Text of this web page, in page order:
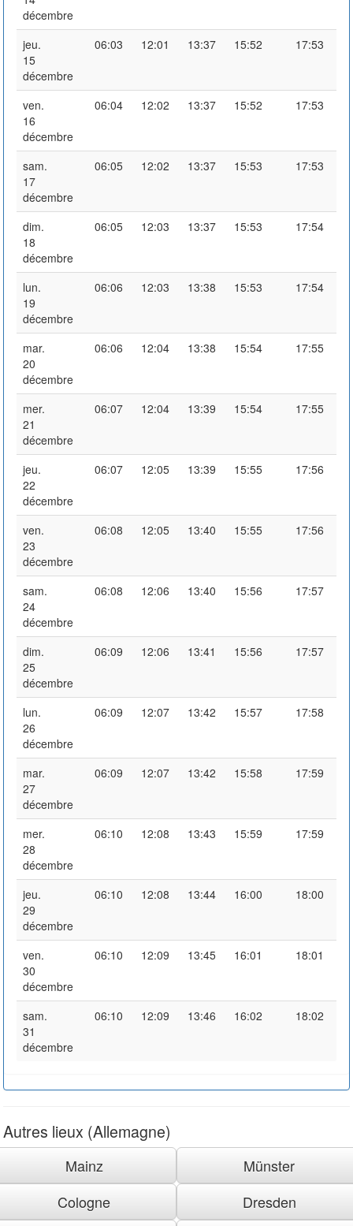
décembre
jeu.
15
décembre
06:03 12:01 13:37 15:52 17:53
ven.
16
décembre
06:04 12:02 13:37 15:52 17:53
sam.
17
décembre
06:05 12:02 13:37 15:53 17:53
dim.
18
décembre
06:05 12:03 13:37 15:53 17:54
lun.
19
décembre
06:06 12:03 13:38 15:53 17:54
mar.
20
décembre
06:06 12:04 13:38 15:54 17:55
mer.
21
décembre
06:07 12:04 13:39 15:54 17:55
jeu.
22
décembre
06:07 12:05 13:39 15:55 17:56
ven.
23
décembre
06:08 12:05 13:40 15:55 17:56
sam.
24
décembre
06:08 12:06 13:40 15:56 17:57
dim.
25
décembre
06:09 12:06 13:41 15:56 17:57
lun.
26
décembre
06:09 12:07 13:42 15:57 17:58
mar.
27
décembre
06:09 12:07 13:42 15:58 17:59
mer.
28
décembre
06:10 12:08 13:43 15:59 17:59
jeu.
29
décembre
06:10 12:08 13:44 16:00 18:00
ven.
30
décembre
06:10 12:09 13:45 16:01 18:01
sam.
31
décembre
06:10 12:09 13:46 16:02 18:02
Autres lieux (Allemagne)
Mainz
Münster
Cologne
Dresden